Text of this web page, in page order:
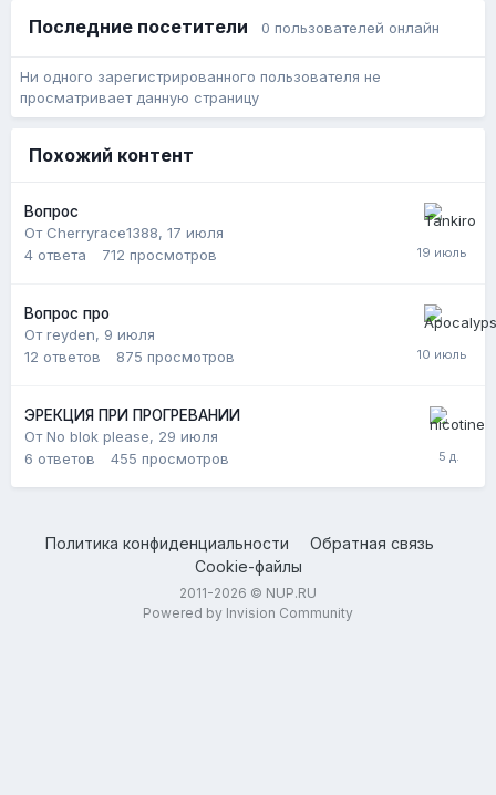
Последние посетители 0 пользователей онлайн
Ни одного зарегистрированного пользователя не
просматривает данную страницу
Похожий контент
Вопрос
От Cherryrace1388, 17 июля
4 ответа 712 просмотров
Вопрос про
От reyden, 9 июля
12 ответов 875 просмотров
ЭРЕКЦИЯ ПРИ ПРОГРЕВАНИИ
От No blok please, 29 июля
6 ответов 455 просмотров
Политика конфиденциальности
Обратная связь
Cookie-файлы
2011-2026 © NUP.RU
Powered by Invision Community